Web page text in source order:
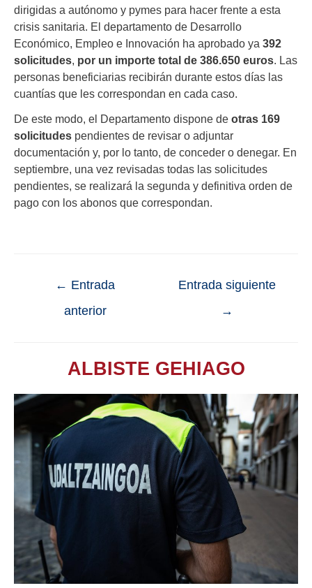
dirigidas a autónomo y pymes para hacer frente a esta
crisis sanitaria. El departamento de Desarrollo
Económico, Empleo e Innovación ha aprobado ya 392
solicitudes, por un importe total de 386.650 euros. Las
personas beneficiarias recibirán durante estos días las
cuantías que les correspondan en cada caso.
De este modo, el Departamento dispone de otras 169
solicitudes pendientes de revisar o adjuntar
documentación y, por lo tanto, de conceder o denegar. En
septiembre, una vez revisadas todas las solicitudes
pendientes, se realizará la segunda y definitiva orden de
pago con los abonos que correspondan.
← Entrada
anterior
Entrada siguiente
→
ALBISTE GEHIAGO